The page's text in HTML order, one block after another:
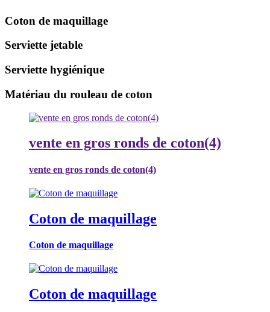
Coton de maquillage
Serviette jetable
Serviette hygiénique
Matériau du rouleau de coton
vente en gros ronds de coton(4)
vente en gros ronds de coton(4)
Coton de maquillage
Coton de maquillage
Coton de maquillage